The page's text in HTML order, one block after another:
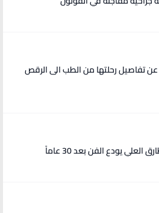
تفاصيل رحلتها من الطب الى الرقص